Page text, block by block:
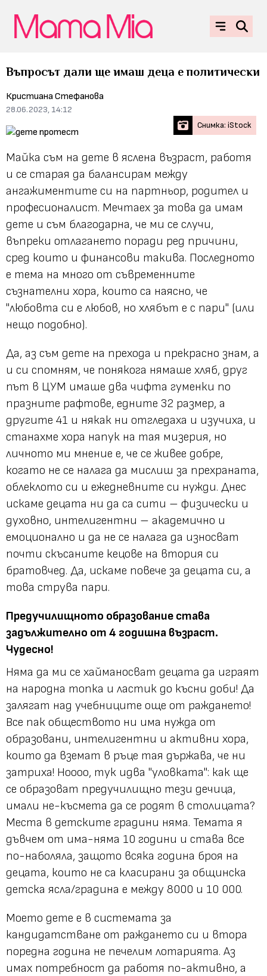
Въпросът дали ще имаш деца е политически
Кристиана Стефанова
28.06.2023, 14:12
Снимка: iStock
Майка съм на дете в яслена възраст, работя
и се старая да балансирам между
ангажиментите си на партньор, родител и
професионалист. Мечтаех за това да имам
дете и съм благодарна, че ми се случи,
въпреки отлагането поради ред причини,
сред които и финансови такива. Последното
е тема на много от съвременните
съзнателни хора, които са наясно, че
"любовта си е любов, но хлябът е с пари" (или
нещо подобно).
Да, аз съм дете на прехода и прекрасно знам, а
и си спомням, че понякога нямаше хляб, друг
път в ЦУМ имаше два чифта гуменки по
празните рафтове, едните 32 размер, а
другите 41 и някак ни отгледаха и изучиха, и
станахме хора напук на тая мизерия, но
личното ми мнение е, че се живее добре,
когато не се налага да мислиш за прехраната,
облеклото си и ежедневните си нужди. Днес
искаме децата ни да са сити – физически и
духовно, интелигентни – академично и
емоционално и да не се налага да износват
почти скъсаните кецове на втория си
братовчед. Да, искаме повече за децата си, а
това струва пари.
Предучилищното образование става
задължително от 4 годишна възраст.
Чудесно!
Няма да ми се хайманосват децата да играят
на народна топка и ластик до късни доби! Да
залягат над учебниците още от раждането!
Все пак обществото ни има нужда от
образовани, интелигентни и активни хора,
които да вземат в ръце тая държава, че ни
затриха! Ноооо, тук идва "уловката": как ще
се образоват предучилищно тези дечица,
имали не-късмета да се родят в столицата?
Места в детските градини няма. Темата я
дъвчем от има-няма 10 години и става все
по-наболяла, защото всяка година броя на
децата, които не са класирани за общинска
детска ясла/градина е между 8000 и 10 000.
Моето дете е в системата за
кандидатстване от раждането си и втора
поредна година не печелим лотарията. Аз
имах потребност да работя по-активно, а